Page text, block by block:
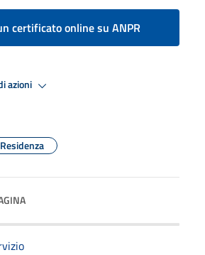
certificato online su ANPR
azioni
Residenza